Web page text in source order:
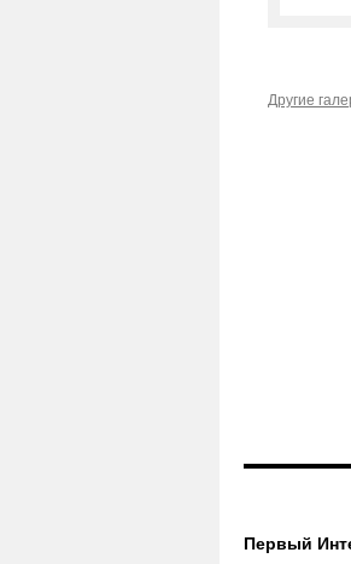
Другие
Первый